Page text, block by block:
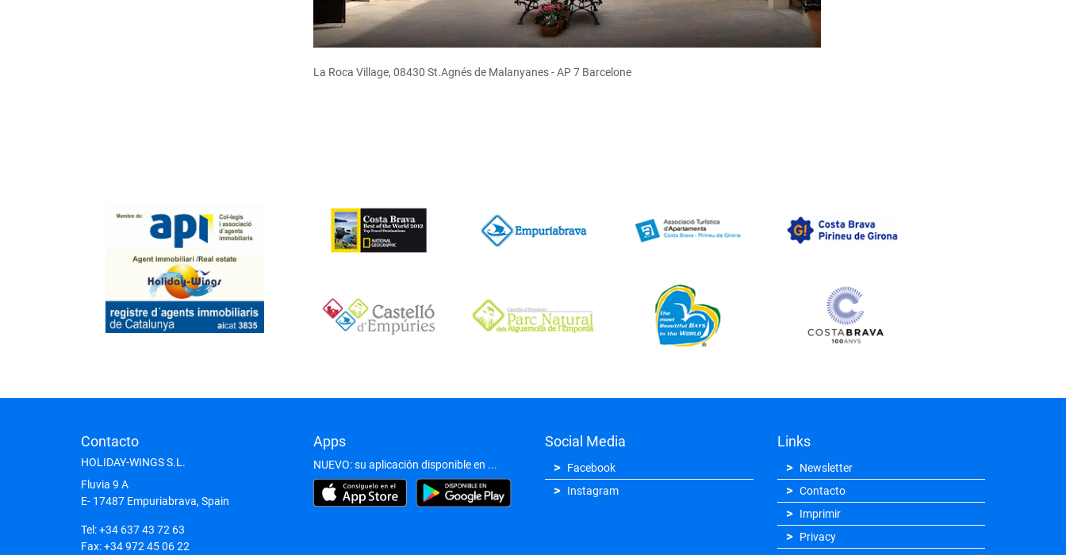
La Roca Village, 08430 St.Agnés de Malanyanes - AP 7 Barcelone
Contacto
HOLIDAY-WINGS S.L.
Fluvia 9 A
E- 17487 Empuriabrava, Spain
Tel:+34 637 43 72 63
Fax:+34 972 45 06 22
Apps
NUEVO: su aplicación disponible en ...
Social Media
Facebook
Instagram
Links
Newsletter
Contacto
Imprimir
Privacy